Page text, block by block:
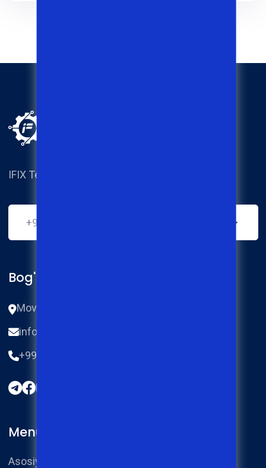
IFIX Techical service center.
Bog'lanish
Movoraunnahr ko‘chasi 87 2a-uy, Qo'qon.
info@ifix.uz
+998770474455
Menu
Asosiy Sahifa